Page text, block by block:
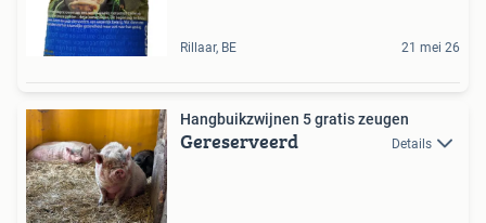
Rillaar, BE 21 mei 26
Hangbuikzwijnen 5 gratis zeugen
Gereserveerd Details